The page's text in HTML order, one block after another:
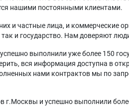
нашими постоянными клиентами.
и частные лица, и коммерческие
и государство. Нам доверяют
выполнили уже более 150
вся информация доступна в
нами контрактов мы по
г.Москвы и успешно выполнили